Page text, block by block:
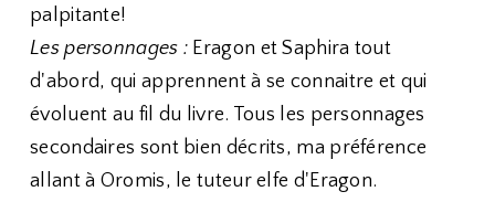
palpitante!
Les personnages : Eragon et Saphira tout
d'abord, qui apprennent à se connaitre et qui
évoluent au fil du livre. Tous les personnages
secondaires sont bien décrits, ma préférence
allant à Oromis, le tuteur elfe d'Eragon.